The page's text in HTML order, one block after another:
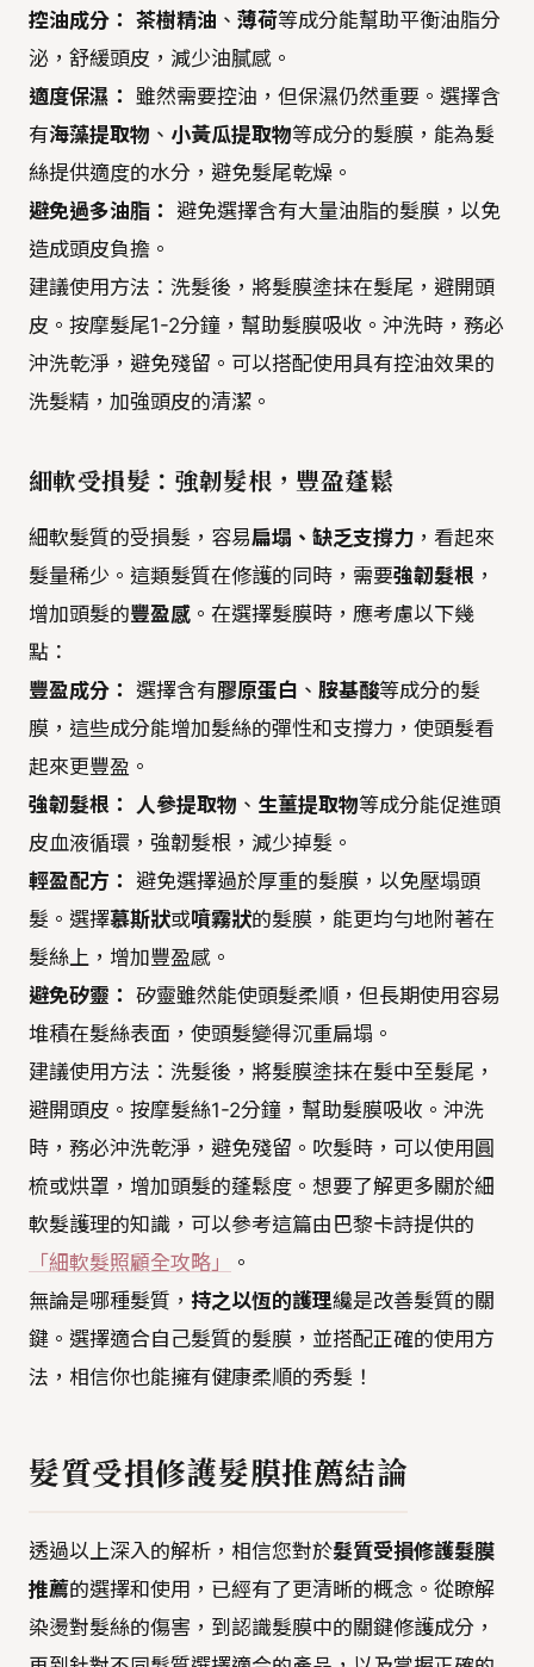
控油成分： 茶樹精油 、 薄荷等成分能幫助平衡油脂分
泌，舒緩頭皮，減少油膩感。
適度保濕： 雖然需要控油，但保濕仍然重要。選擇含
有海藻提取物 、 小黃瓜提取物等成分的髮膜，能為髮
絲提供適度的水分，避免髮尾乾燥。
避免過多油脂：
避免選擇含有大量油脂的髮膜，以免
造成頭皮負擔。
建議使用方法：洗髮後，將髮膜塗抹在髮尾，避開頭
皮。按摩髮尾1-2分鐘，幫助髮膜吸收。沖洗時，務必
沖洗乾淨，避免殘留。可以搭配使用具有控油效果的
洗髮精，加強頭皮的清潔。
細軟受損髮：強韌髮根，豐盈蓬鬆
細軟髮質的受損髮，容易扁塌、缺乏支撐力 ，看起來
髮量稀少。這類髮質在修護的同時，需要強韌髮根 ，
增加頭髮的豐盈感 。在選擇髮膜時，應考慮以下幾
點：
豐盈成分：
選擇含有膠原蛋白 、 胺基酸等成分的髮
膜，這些成分能增加髮絲的彈性和支撐力，使頭髮看
起來更豐盈。
強韌髮根：
人參提取物 、 生薑提取物等成分能促進頭
皮血液循環，強韌髮根，減少掉髮。
輕盈配方：
避免選擇過於厚重的髮膜，以免壓塌頭
髮。選擇慕斯狀或噴霧狀的髮膜，能更均勻地附著在
髮絲上，增加豐盈感。
避免矽靈： 矽靈雖然能使頭髮柔順，但長期使用容易
堆積在髮絲表面，使頭髮變得沉重扁塌。
建議使用方法：洗髮後，將髮膜塗抹在髮中至髮尾，
避開頭皮。按摩髮絲1-2分鐘，幫助髮膜吸收。沖洗
時，務必沖洗乾淨，避免殘留。吹髮時，可以使用圓
梳或烘罩，增加頭髮的蓬鬆度。想要了解更多關於細
軟髮護理的知識，可以參考這篇由巴黎卡詩提供的
「細軟髮照顧全攻略」
。
無論是哪種髮質， 持之以恆的護理纔是改善髮質的關
鍵。選擇適合自己髮質的髮膜，並搭配正確的使用方
法，相信你也能擁有健康柔順的秀髮！
髮質受損修護髮膜推薦結論
透過以上深入的解析，相信您對於髮質受損修護髮膜
推薦的選擇和使用，已經有了更清晰的概念。從瞭解
染燙對髮絲的傷害，到認識髮膜中的關鍵修護成分，